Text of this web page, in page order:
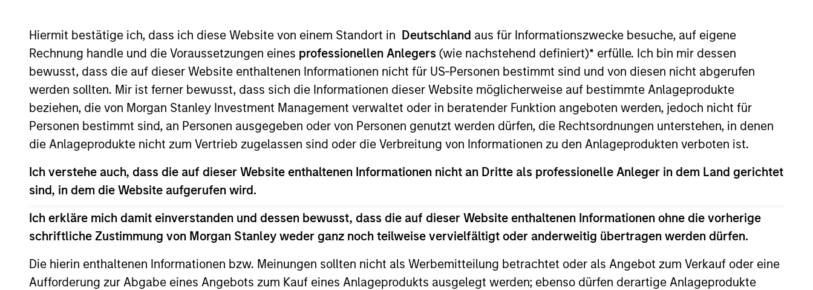
Hiermit bestätige ich, dass ich diese Website von einem Standort in Deutschland aus für Informationszwecke besuche, auf eigene
Rechnung handle und die Voraussetzungen eines professionellen Anlegers (wie nachstehend definiert)* erfülle. Ich bin mir dessen
bewusst, dass die auf dieser Website enthaltenen Informationen nicht für US-Personen bestimmt sind und von diesen nicht abgerufen
werden sollten. Mir ist ferner bewusst, dass sich die Informationen dieser Website möglicherweise auf bestimmte Anlageprodukte
beziehen, die von Morgan Stanley Investment Management verwaltet oder in beratender Funktion angeboten werden, jedoch nicht für
Personen bestimmt sind, an Personen ausgegeben oder von Personen genutzt werden dürfen, die Rechtsordnungen unterstehen, in denen
die Anlageprodukte nicht zum Vertrieb zugelassen sind oder die Verbreitung von Informationen zu den Anlageprodukten verboten ist.
Ich verstehe auch, dass die auf dieser Website enthaltenen Informationen nicht an Dritte als professionelle Anleger in dem Land gerichtet
sind, in dem die Website aufgerufen wird.
Ich erkläre mich damit einverstanden und dessen bewusst, dass die auf dieser Website enthaltenen Informationen ohne die vorherige
schriftliche Zustimmung von Morgan Stanley weder ganz noch teilweise vervielfältigt oder anderweitig übertragen werden dürfen.
Die hierin enthaltenen Informationen bzw. Meinungen sollten nicht als Werbemitteilung betrachtet oder als Angebot zum Verkauf oder eine
Aufforderung zur Abgabe eines Angebots zum Kauf eines Anlageprodukts ausgelegt werden; ebenso dürfen derartige Anlageprodukte
Overview
TheEmerging Markets Corporate Debt Strategyis a value-oriented fixed income strategy that seeks to maximize total return
from income and price appreciation by primarily investing across the credit spectrum in the debt securities of emerging
market corporate issuers. Investments are mostly denominated in U.S. currency, and include non-U.S. and/or local currencies.
To help achieve its objective, the team follows a disciplined investment process that combines top-down country allocation
with bottom-up credit analysis to identify undervalued Emerging Markets Corporate Debt securities.